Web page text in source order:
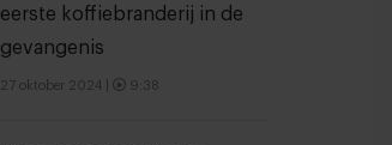
eerste koffiebranderij in de
gevangenis
27 oktober 2024 9:38